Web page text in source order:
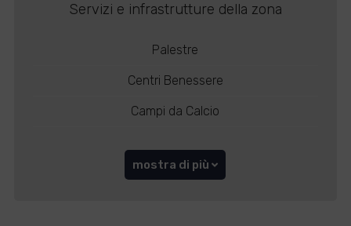
Servizi e infrastrutture della zona
Palestre
Centri Benessere
Campi da Calcio
mostra di più